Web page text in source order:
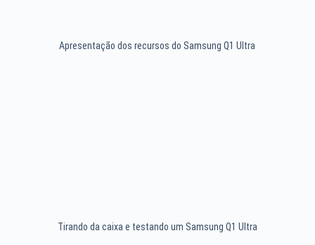
Apresentação dos recursos do Samsung Q1 Ultra
Tirando da caixa e testando um Samsung Q1 Ultra